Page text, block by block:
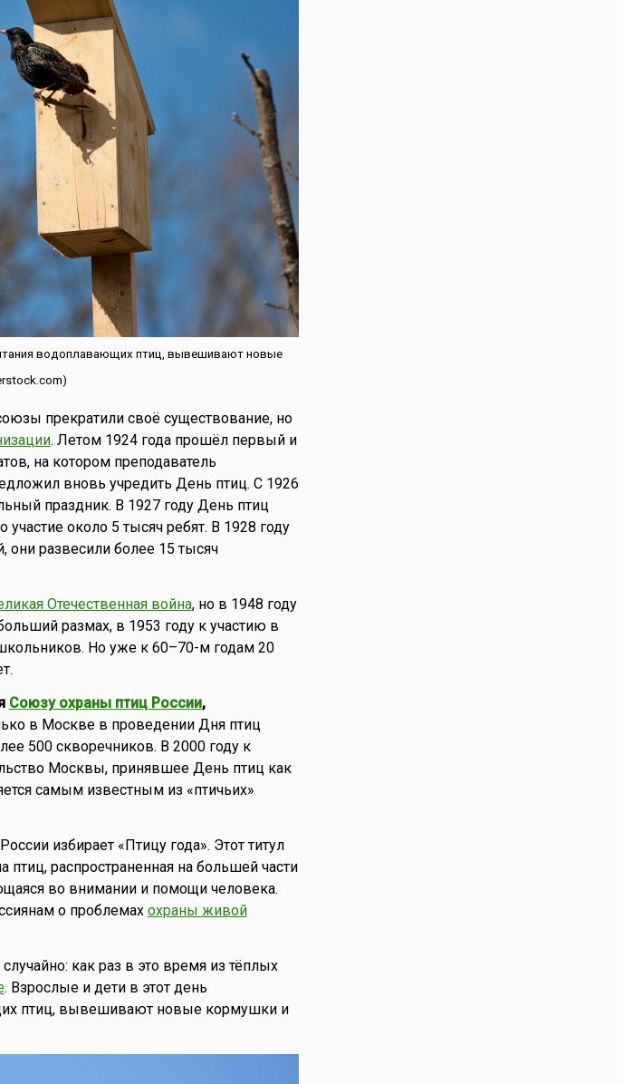
водоплавающих птиц, вывешивают новые
прекратили своё существование, но
. Летом 1924 года прошёл первый и
на котором преподаватель
вновь учредить День птиц. С 1926
праздник. В 1927 году День птиц
участие около 5 тысяч ребят. В 1928 году
они развесили более 15 тысяч
Отечественная война, но в 1948 году
размах, в 1953 году к участию в
Но уже к 60–70-м годам 20
Союзу охраны птиц России,
в Москве в проведении Дня птиц
500 скворечников. В 2000 году к
Москвы, принявшее День птиц как
самым известным из «птичьих»
избирает «Птицу года». Этот титул
птиц, распространенная на большей части
во внимании и помощи человека.
о проблемах охраны живой
как раз в это время из тёплых
. Взрослые и дети в этот день
птиц, вывешивают новые кормушки и